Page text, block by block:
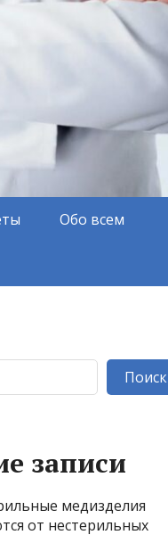
Обо всем
Поиск
записи
медизделия
от нестерильных